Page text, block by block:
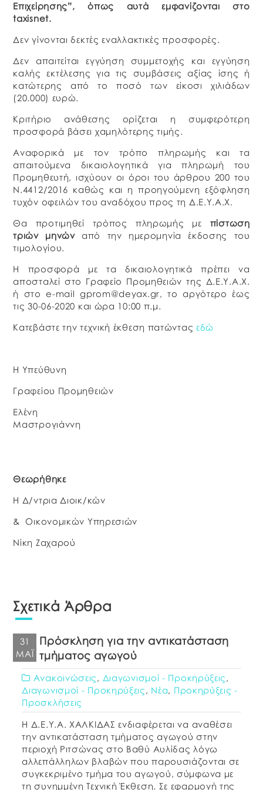
Επιχείρησης”, όπως αυτά εμφανίζονται στο
taxisnet.
Δεν γίνονται δεκτές εναλλακτικές προσφορές.
Δεν απαιτείται εγγύηση συμμετοχής και εγγύηση
καλής εκτέλεσης για τις συμβάσεις αξίας ίσης ή
κατώτερης από το ποσό των είκοσι χιλιάδων
(20.000) ευρώ.
Κριτήριο ανάθεσης ορίζεται η συμφερότερη
προσφορά βάσει χαμηλότερης τιμής.
Αναφορικά με τον τρόπο πληρωμής και τα
απαιτούμενα δικαιολογητικά για πληρωμή του
Προμηθευτή, ισχύουν οι όροι του άρθρου 200 του
Ν.4412/2016 καθώς και η προηγούμενη εξόφληση
τυχόν οφειλών του αναδόχου προς τη Δ.Ε.Υ.Α.Χ.
Θα προτιμηθεί τρόπος πληρωμής με πίστωση
τριών μηνώναπό την ημερομηνία έκδοσης του
τιμολογίου.
Η προσφορά με τα δικαιολογητικά πρέπει να
αποσταλεί στο Γραφείο Προμηθειών της Δ.Ε.Υ.Α.Χ.
ή στο e-mail gprom@deyax.gr, το αργότερο έως
τις 30-06-2020 και ώρα 10:00 π.μ.
Κατεβάστε την τεχνική έκθεση πατώντας εδώ
Η Υπεύθυνη
Γραφείου Προμηθειών
Ελένη
Μαστρογιάννη
Θεωρήθηκε
Η Δ/ντρια Διοικ/κών
& Οικονομικών Υπηρεσιών
Νίκη Ζαχαρού
Σχετικά Άρθρα
31
ΜΆΙ
Πρόσκληση για την αντικατάσταση
τμήματος αγωγού
Ανακοινώσεις , Διαγωνισμοί - Προκηρύξεις ,
Διαγωνισμοί - Προκηρύξεις , Νέα, Προκηρύξεις -
Προσκλήσεις
Η Δ.Ε.Υ.Α. ΧΑΛΚΙΔΑΣ ενδιαφέρεται να αναθέσει
την αντικατάσταση τμήματος αγωγού στην
περιοχή Ριτσώνας στο Βαθύ Αυλίδας λόγω
αλλεπάλληλων βλαβών που παρουσιάζονται σε
συγκεκριμένο τμήμα του αγωγού, σύμφωνα με
τη συνημμένη Τεχνική Έκθεση. Σε εφαρμογή της